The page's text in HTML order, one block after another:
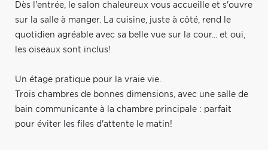
Dès l'entrée, le salon chaleureux vous accueille et s'ouvre
sur la salle à manger. La cuisine, juste à côté, rend le
quotidien agréable avec sa belle vue sur la cour... et oui,
les oiseaux sont inclus!
Un étage pratique pour la vraie vie.
Trois chambres de bonnes dimensions, avec une salle de
bain communicante à la chambre principale : parfait
pour éviter les files d'attente le matin!